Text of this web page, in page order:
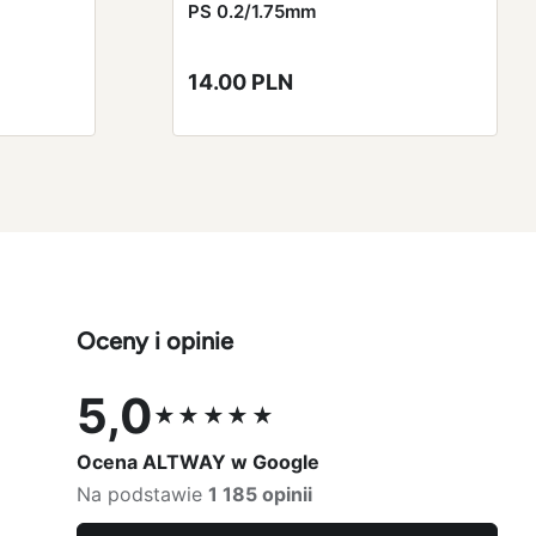
PS 0.2/1.75mm
14.00 PLN
Oceny i opinie
5,0★★★★★
Ocena 5,0 na 5
Ocena ALTWAY w Google
Na podstawie 1 185 opinii